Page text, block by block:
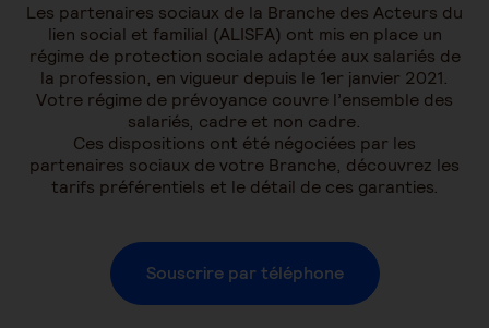
Les partenaires sociaux de la Branche des Acteurs du
lien social et familial (ALISFA) ont mis en place un
régime de protection sociale adaptée aux salariés de
la profession, en vigueur depuis le 1er janvier 2021.
Votre régime de prévoyance couvre l’ensemble des
salariés, cadre et non cadre.
Ces dispositions ont été négociées par les
partenaires sociaux de votre Branche, découvrez les
tarifs préférentiels et le détail de ces garanties.
Souscrire par téléphone